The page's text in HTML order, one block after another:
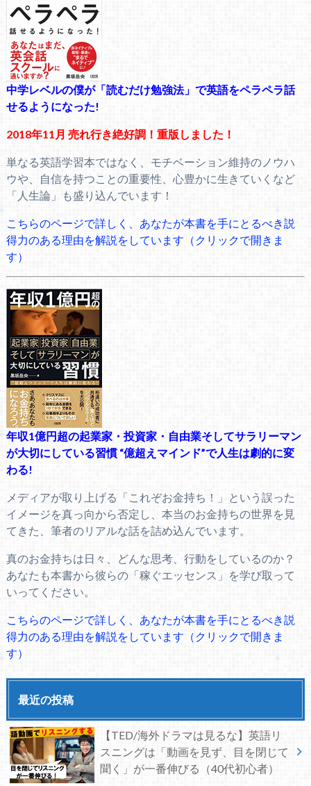
中学レベルの僕が「読むだけ勉強法」で英語をペラペラ話
せるようになった!
2018年11月 売れ行き絶好調！重版しました！
単なる英語学習本ではなく、モチベーション維持のノウハ
ウや、自信を持つことの重要性、心豊かに生きていくなど
「人生論」も盛り込んでいます！
こちらのページで詳しく、あなたが本書を手にとるべき説
得力のある理由を解説をしています（クリックで開きま
す）
年収1億円超の起業家・投資家・自由業そしてサラリーマン
が大切にしている習慣 “億超えマインド”で人生は劇的に変
わる!
メディアが取り上げる「これぞお金持ち！」という誤った
イメージを真っ向から否定し、本当のお金持ちの世界を見
てきた、筆者のリアルな話を詰め込んでいます。
真のお金持ちは日々、どんな思考、行動をしているのか？
あなたも本書から彼らの「稼ぐエッセンス」を学び取って
いってください。
こちらのページで詳しく、あなたが本書を手にとるべき説
得力のある理由を解説をしています（クリックで開きま
す）
最近の投稿
【TED/海外ドラマは見るな】英語リ
スニングは「動画を見ず、目を閉じて
聞く」が一番伸びる（40代初心者）